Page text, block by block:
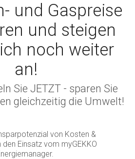
und Gaspreise
und steigen
noch weiter
an!
Sie JETZT - sparen Sie
gleichzeitig die Umwelt!
von Kosten &
den Einsatz vom myGEKKO